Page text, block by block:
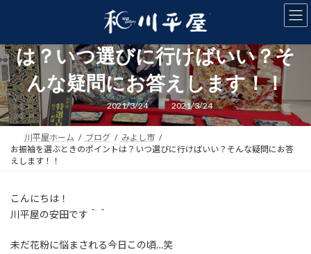
ン
ツ
へ
ス
キ
ッ
ー
シ
ョ
ン
に
移
お振袖を選ぶときのポイント
は？いつ選びに行けばいい？そ
んな疑問にお答えします！！
2021/3/24
最
終
更
時
:
2021/3/24
川平屋ホーム ブログ
みよし市
お振袖を選ぶときのポイントは？いつ選びに行けばいい？そんな疑問にお答
えします！！
こんにちは！
川平屋の安田です＾＾
未だ花粉に悩まされる今日この頃…笑